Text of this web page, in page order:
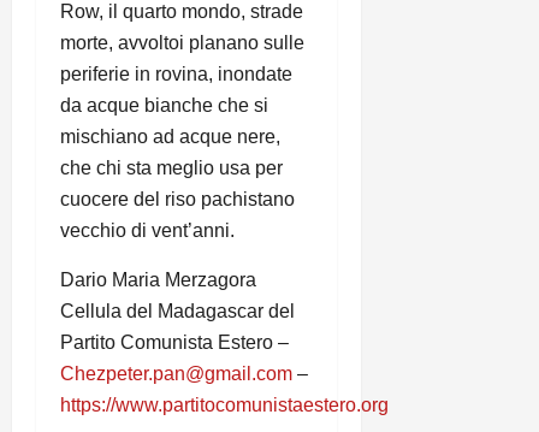
Row, il quarto mondo, strade
morte, avvoltoi planano sulle
periferie in rovina, inondate
da acque bianche che si
mischiano ad acque nere,
che chi sta meglio usa per
cuocere del riso pachistano
vecchio di vent’anni.
Dario Maria Merzagora
Cellula del Madagascar del
Partito Comunista Estero –
Chezpeter.pan@gmail.com –
https://www.partitocomunistaestero.org